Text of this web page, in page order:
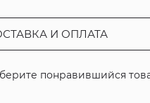
И ОПЛАТА
понравившийся